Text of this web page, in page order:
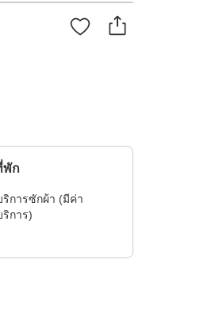
พัก
ริการซักผ้า (มีค่า
ริการ)